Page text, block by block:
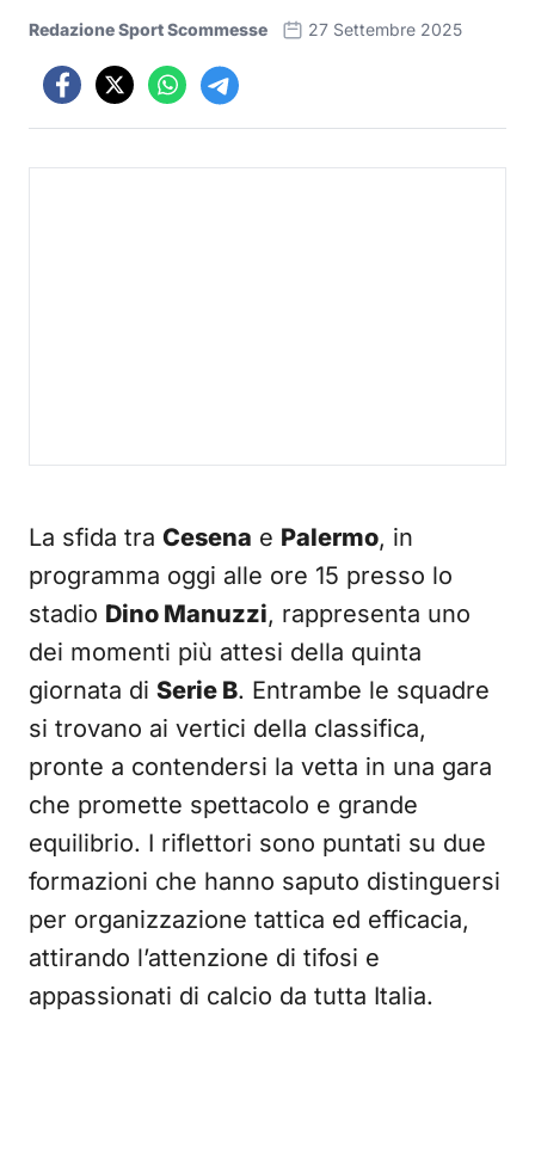
Redazione Sport Scommesse 27 Settembre 2025
La sfida tra Cesena e Palermo, in
programma oggi alle ore 15 presso lo
stadio Dino Manuzzi, rappresenta uno
dei momenti più attesi della quinta
giornata di Serie B. Entrambe le squadre
si trovano ai vertici della classifica,
pronte a contendersi la vetta in una gara
che promette spettacolo e grande
equilibrio. I riflettori sono puntati su due
formazioni che hanno saputo distinguersi
per organizzazione tattica ed efficacia,
attirando l’attenzione di tifosi e
appassionati di calcio da tutta Italia.